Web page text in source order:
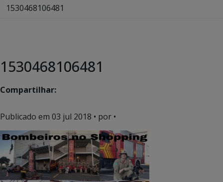
1530468106481
1530468106481
Compartilhar:
Publicado em 03 jul 2018 • por •